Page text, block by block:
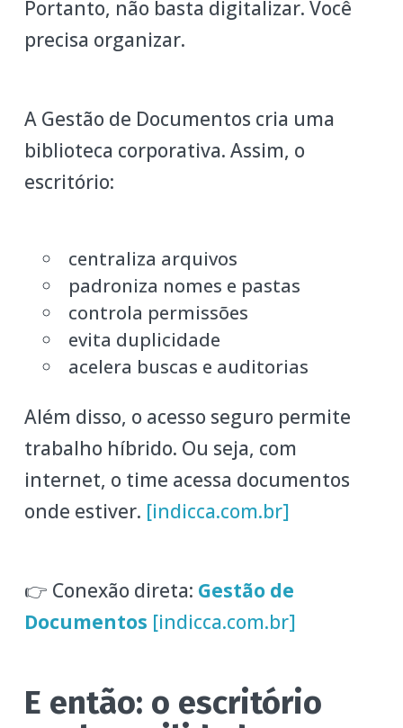
Portanto, não basta digitalizar. Você
precisa organizar.
A Gestão de Documentos cria uma
biblioteca corporativa. Assim, o
escritório:
centraliza arquivos
padroniza nomes e pastas
controla permissões
evita duplicidade
acelera buscas e auditorias
Além disso, o acesso seguro permite
trabalho híbrido. Ou seja, com
internet, o time acessa documentos
onde estiver. [indicca.com.br]
👉 Conexão direta: Gestão de
Documentos [indicca.com.br]
E então: o escritório